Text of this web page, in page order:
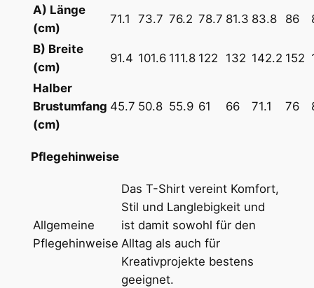
m
u
n
t
e
r
H
y
w
A) Länge
(cm)
71.1 73.7 76.2 78.7 81.3 83.8 86
B) Breite
(cm)
91.4 101.6 111.8 122 132 142.2 152
Halber
Brustumfang
(cm)
45.7 50.8 55.9 61 66 71.1 76
Pflegehinweise
Allgemeine
Pflegehinweise
Das T-Shirt vereint Komfort,
Stil und Langlebigkeit und
ist damit sowohl für den
Alltag als auch für
Kreativprojekte bestens
geeignet.